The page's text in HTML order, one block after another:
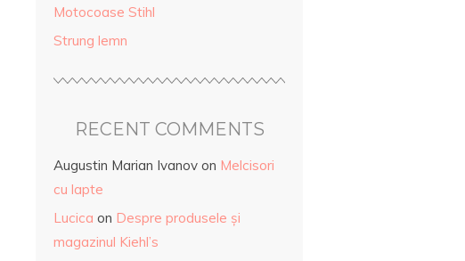
Motocoase Stihl
Strung lemn
RECENT COMMENTS
Augustin Marian Ivanov on Melcisori
cu lapte
Lucica on Despre produsele și
magazinul Kiehl’s